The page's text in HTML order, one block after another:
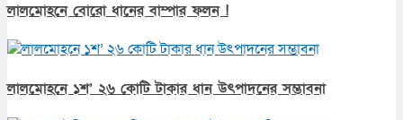
লালমোহনে বোরো ধানের বাম্পার ফলন !
লালমোহনে ১শ’ ২৬ কোটি টাকার ধান উৎপাদনের সম্ভাবনা